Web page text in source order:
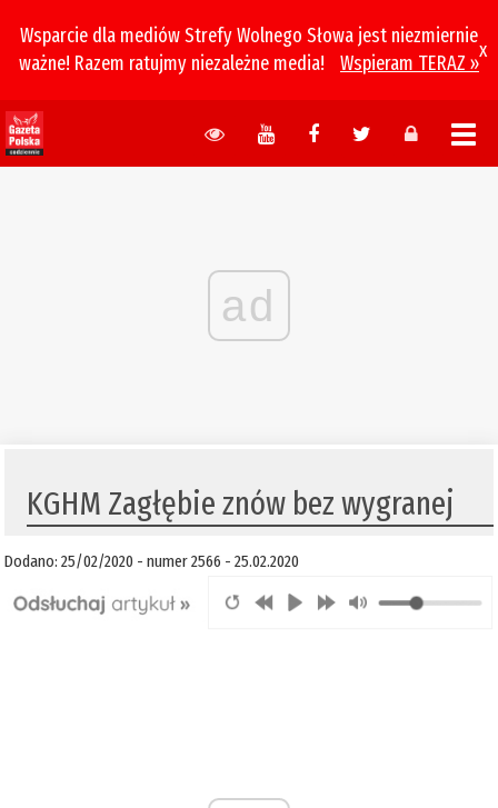
Wsparcie dla mediów Strefy Wolnego Słowa jest niezmiernie
ważne! Razem ratujmy niezależne media!
Wspieram TERAZ »
x
ad
KGHM Zagłębie znów bez wygranej
Dodano: 25/02/2020 - numer 2566 - 25.02.2020